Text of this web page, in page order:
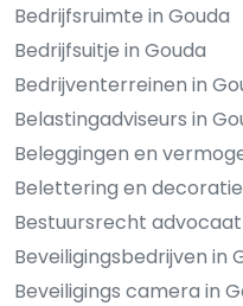
Bedrijfsruimte in Gouda
Bedrijfsuitje in Gouda
Bedrijventerreinen in
Belastingadviseurs in
Beleggingen en
Belettering en
Bestuursrecht advocaat
Beveiligingsbedrijven in
Beveiligings camera in